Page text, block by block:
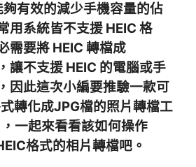
夠有效的減少手機容量的佔
用系統皆不支援 HEIC 格
需要將 HEIC 轉檔成
讓不支援 HEIC 的電腦或手
因此這次小編要推驗一款可
轉化成JPG檔的照片轉檔工
一起來看看該如何操作
格式的相片轉檔吧。